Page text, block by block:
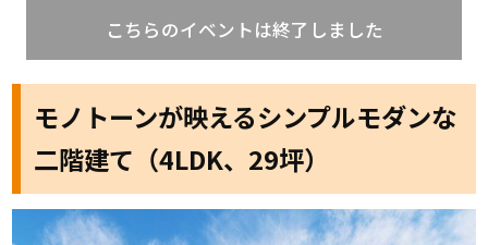
こちらのイベントは終了しました
モノトーンが映えるシンプルモダンな
二階建て（4LDK、29坪）